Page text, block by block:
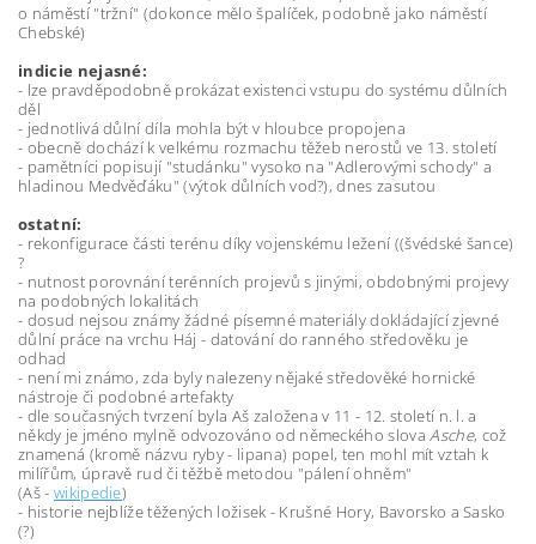
o náměstí "tržní" (dokonce mělo špalíček, podobně jako náměstí
Chebské)
indicie nejasné:
- lze pravděpodobně prokázat existenci vstupu do systému důlních
děl
- jednotlivá důlní díla mohla být v hloubce propojena
- obecně dochází k velkému rozmachu těžeb nerostů ve 13. století
- pamětníci popisují "studánku" vysoko na "Adlerovými schody" a
hladinou Medvěďáku" (výtok důlních vod?), dnes zasutou
ostatní:
- rekonfigurace části terénu díky vojenskému ležení ((švédské šance)
?
- nutnost porovnání terénních projevů s jinými, obdobnými projevy
na podobných lokalitách
- dosud nejsou známy žádné písemné materiály dokládající zjevné
důlní práce na vrchu Háj - datování do ranného středověku je
odhad
- není mi známo, zda byly nalezeny nějaké středověké hornické
nástroje či podobné artefakty
- dle současných tvrzení byla Aš založena v 11 - 12. století n. l. a
někdy je jméno mylně odvozováno od německého slovaAsche, což
znamená (kromě názvu ryby - lipana) popel, ten mohl mít vztah k
milířům, úpravě rud či těžbě metodou "pálení ohněm"
(Aš - wikipedie)
- historie nejblíže těžených ložisek - Krušné Hory, Bavorsko a Sasko
(?)